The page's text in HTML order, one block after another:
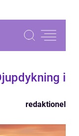
i
redaktionel